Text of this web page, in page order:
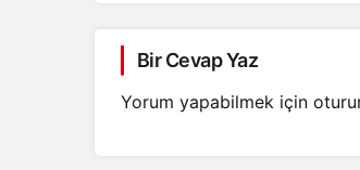
Bir Cevap Yaz
Yorum yapabilmek için